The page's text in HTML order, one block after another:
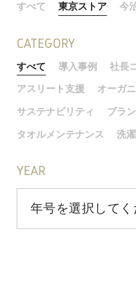
すべて 東京ストア 今
CATEGORY
すべて 導入事例 社長
アスリート支援 オーガ
サステナビリティ ブラ
タオルメンテナンス 洗
YEAR